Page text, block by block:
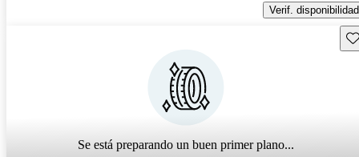
Verif. disponibilidad
Se está preparando un buen primer plano...